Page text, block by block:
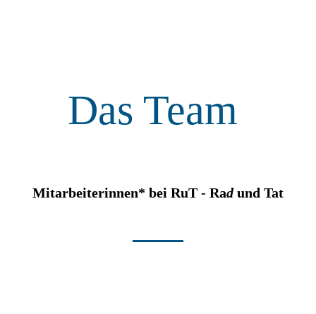
Das Team
Mitarbeiterinnen* bei RuT - Radund Tat